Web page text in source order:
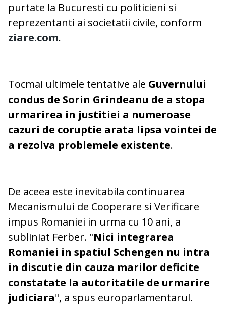
purtate la Bucuresti cu politicieni si
reprezentanti ai societatii civile, conform
ziare.com.
Tocmai ultimele tentative ale Guvernului
condus de Sorin Grindeanu de a stopa
urmarirea in justitiei a numeroase
cazuri de coruptie arata lipsa vointei de
a rezolva problemele existente.
De aceea este inevitabila continuarea
Mecanismului de Cooperare si Verificare
impus Romaniei in urma cu 10 ani, a
subliniat Ferber. "Nici integrarea
Romaniei in spatiul Schengen nu intra
in discutie din cauza marilor deficite
constatate la autoritatile de urmarire
judiciara", a spus europarlamentarul.